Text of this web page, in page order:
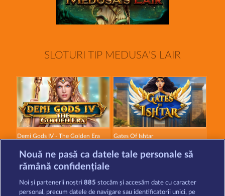
SLOTURI TIP MEDUSA'S LAIR
Demi Gods IV - The Golden Era Gates Of Ishtar
Nouă ne pasă ca datele tale personale să
rămână confidențiale
Noi și partenerii noștri885 stocăm și accesăm date cu caracter
personal, precum datele de navigare sau identificatorii unici, pe